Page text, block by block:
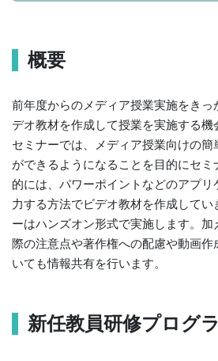
概要
前年度からのメディア授業実施をき
デオ教材を作成して授業を実施する機
セミナーでは、メディア授業向けの
ができるようになることを目的にセ
的には、パワーポイントなどのアプリ
力する方法でビデオ教材を作成してい
ーはハンズオン形式で実施します。
際の注意点や著作権への配慮や動画
いても情報共有を行います。
新任教員研修プログ